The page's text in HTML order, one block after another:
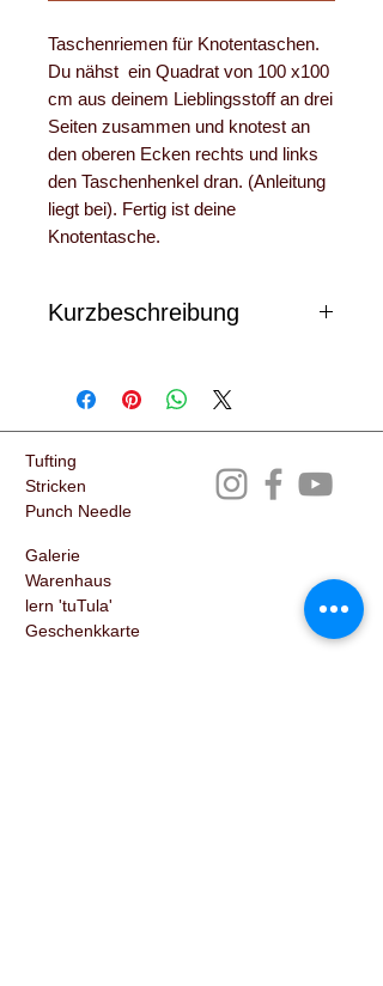
Taschenriemen für Knotentaschen.
Du nähst ein Quadrat von 100 x100
cm aus deinem Lieblingsstoff an drei
Seiten zusammen und knotest an
den oberen Ecken rechts und links
den Taschenhenkel dran. (Anleitung
liegt bei). Fertig ist deine
Knotentasche.
Kurzbeschreibung
Tufting
Stricken
Punch Needle
Galerie
Warenhaus
lern 'tuTula'
Geschenkkarte